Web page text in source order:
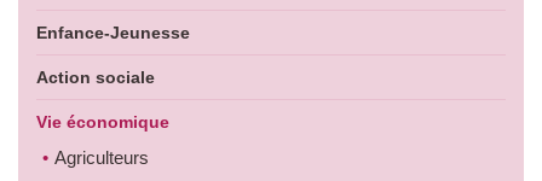
Enfance-Jeunesse
Action sociale
Vie économique
Agriculteurs